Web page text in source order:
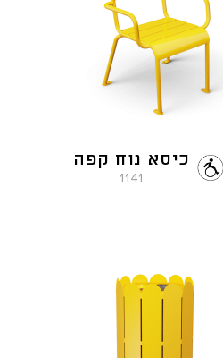
כיסא נוח קפה
1141